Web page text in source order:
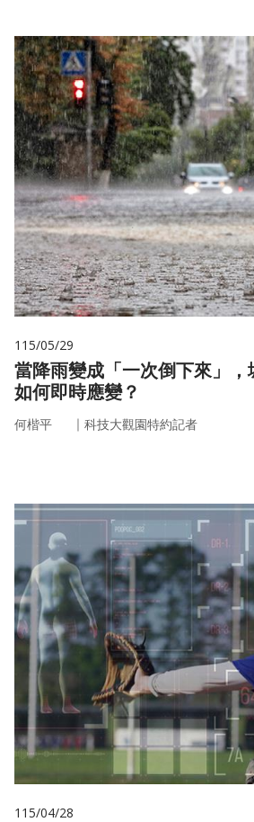
115/05/29
當降雨變成「一次倒下來」，
如何即時應變？
何楷平 ｜ 科技大觀園特約記者
115/04/28